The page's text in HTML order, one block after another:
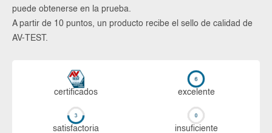
puede obtenerse en la prueba.
A partir de 10 puntos, un producto recibe el sello de calidad de
AV-TEST.
certi­ficados ex­ce­len­te
sa­tis­fac­to­ria in­su­fi­cien­te